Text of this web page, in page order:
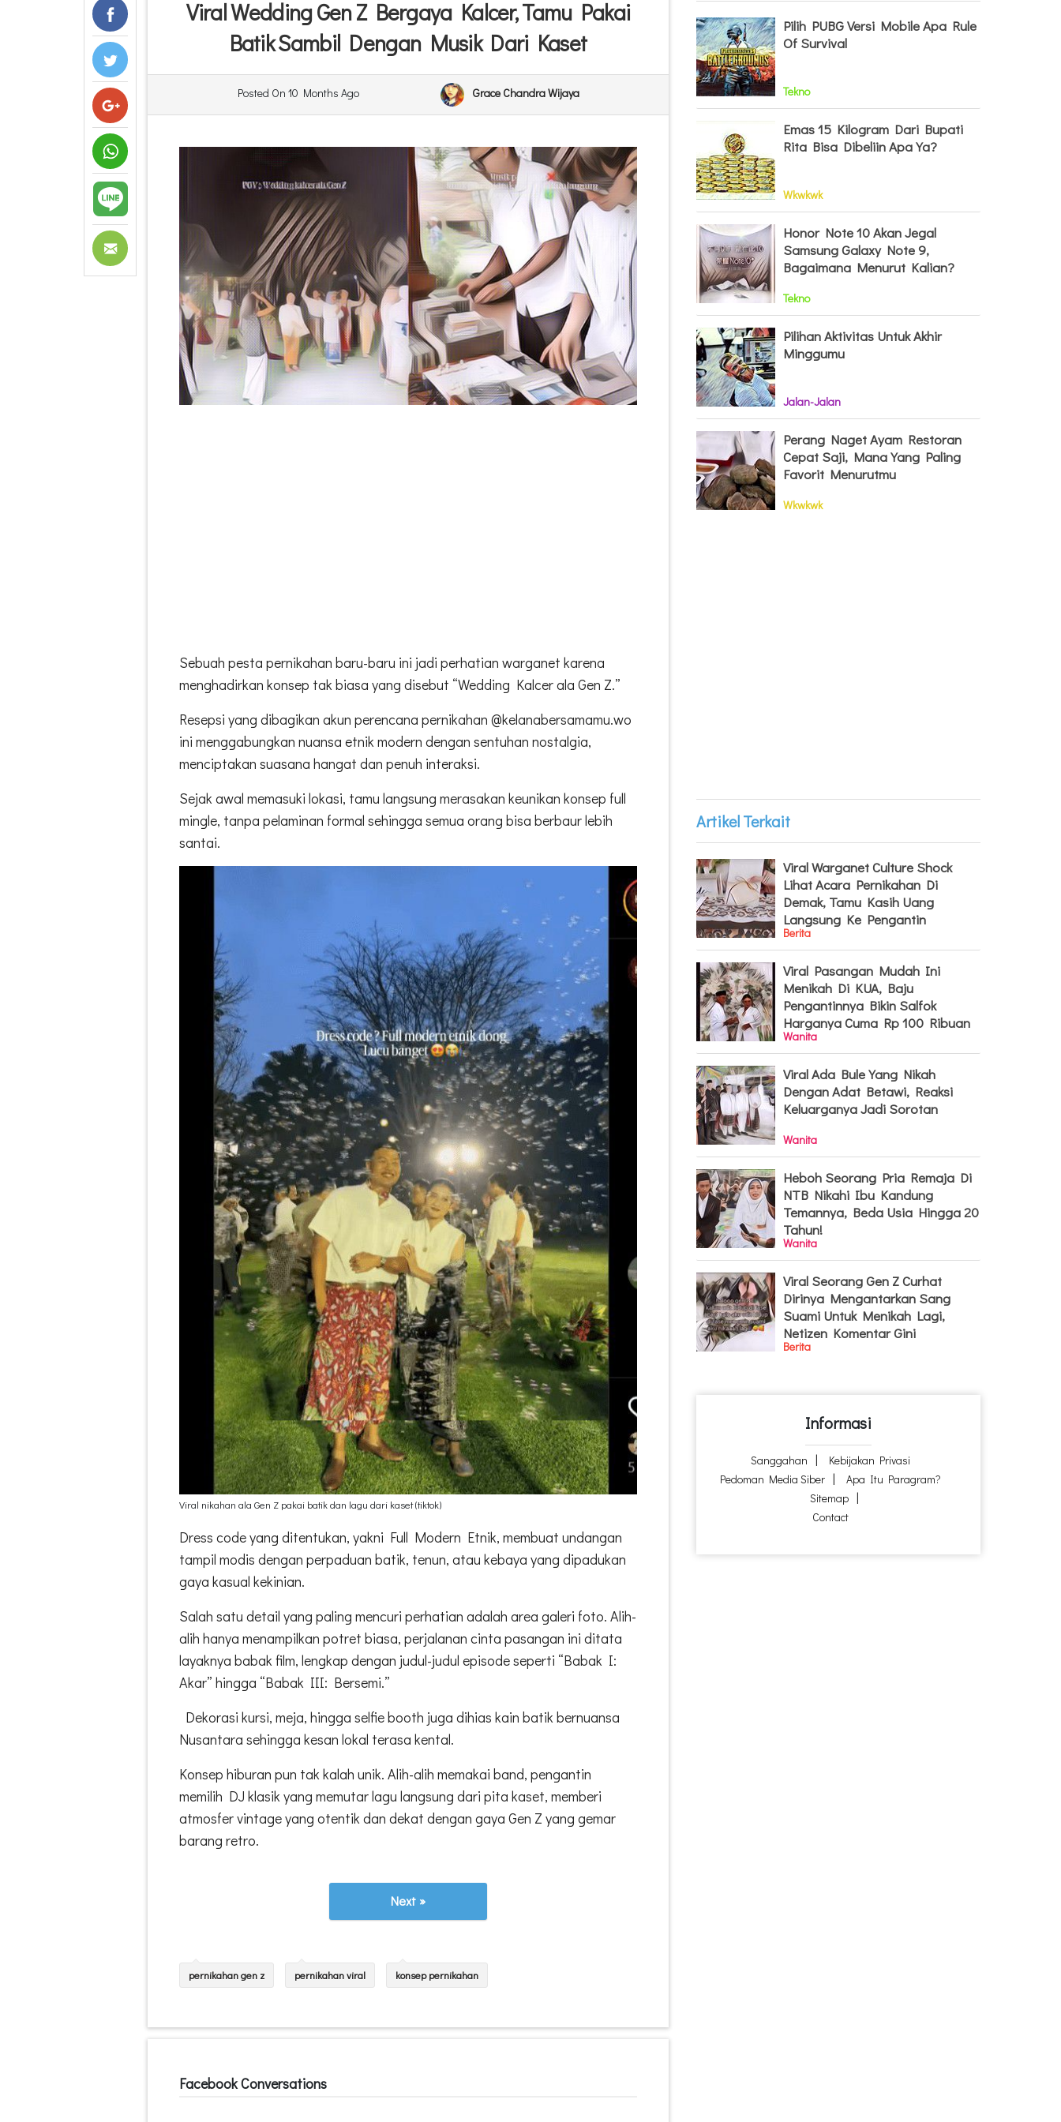
Viral Wedding Gen Z Bergaya Kalcer, Tamu Pakai
Batik Sambil Dengan Musik Dari Kaset
Posted On 10 Months Ago Grace Chandra Wijaya
Sebuah pesta pernikahan baru-baru ini jadi perhatian warganet karena
menghadirkan konsep tak biasa yang disebut “Wedding Kalcer ala Gen Z.”
Resepsi yang dibagikan akun perencana pernikahan @kelanabersamamu.wo
ini menggabungkan nuansa etnik modern dengan sentuhan nostalgia,
menciptakan suasana hangat dan penuh interaksi.
Sejak awal memasuki lokasi, tamu langsung merasakan keunikan konsep full
mingle, tanpa pelaminan formal sehingga semua orang bisa berbaur lebih
santai.
Viral nikahan ala Gen Z pakai batik dan lagu dari kaset (tiktok)
Dress code yang ditentukan, yakni Full Modern Etnik, membuat undangan
tampil modis dengan perpaduan batik, tenun, atau kebaya yang dipadukan
gaya kasual kekinian.
Salah satu detail yang paling mencuri perhatian adalah area galeri foto. Alih-
alih hanya menampilkan potret biasa, perjalanan cinta pasangan ini ditata
layaknya babak film, lengkap dengan judul-judul episode seperti “Babak I:
Akar” hingga “Babak III: Bersemi.”
Dekorasi kursi, meja, hingga selfie booth juga dihias kain batik bernuansa
Nusantara sehingga kesan lokal terasa kental.
Konsep hiburan pun tak kalah unik. Alih-alih memakai band, pengantin
memilih DJ klasik yang memutar lagu langsung dari pita kaset, memberi
atmosfer vintage yang otentik dan dekat dengan gaya Gen Z yang gemar
barang retro.
Next »
pernikahan gen z pernikahan viral konsep pernikahan
Facebook Conversations
Pilih PUBG Versi Mobile Apa Rule
Of Survival
Tekno
Emas 15 Kilogram Dari Bupati
Rita Bisa Dibeliin Apa Ya?
Wkwkwk
Honor Note 10 Akan Jegal
Samsung Galaxy Note 9,
Bagaimana Menurut Kalian?
Tekno
Pilihan Aktivitas Untuk Akhir
Minggumu
Jalan-Jalan
Perang Naget Ayam Restoran
Cepat Saji, Mana Yang Paling
Favorit Menurutmu
Wkwkwk
Artikel Terkait
Viral Warganet Culture Shock
Lihat Acara Pernikahan Di
Demak, Tamu Kasih Uang
Langsung Ke Pengantin
Berita
Viral Pasangan Mudah Ini
Menikah Di KUA, Baju
Pengantinnya Bikin Salfok
Harganya Cuma Rp 100 Ribuan
Wanita
Viral Ada Bule Yang Nikah
Dengan Adat Betawi, Reaksi
Keluarganya Jadi Sorotan
Wanita
Heboh Seorang Pria Remaja Di
NTB Nikahi Ibu Kandung
Temannya, Beda Usia Hingga 20
Tahun!
Wanita
Viral Seorang Gen Z Curhat
Dirinya Mengantarkan Sang
Suami Untuk Menikah Lagi,
Netizen Komentar Gini
Berita
Informasi
Sanggahan
Kebijakan Privasi
Pedoman Media Siber
Apa Itu Paragram?
Sitemap
Contact